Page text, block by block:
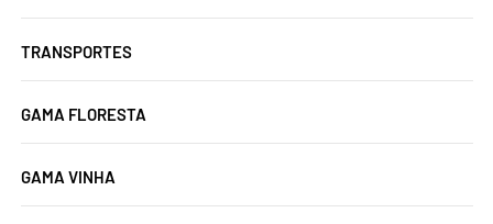
TRANSPORTES
GAMA FLORESTA
GAMA VINHA